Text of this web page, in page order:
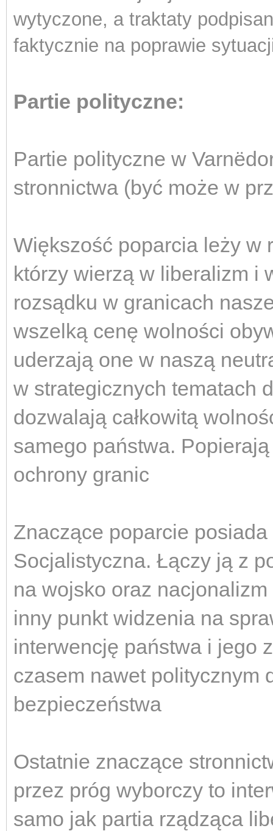
wytyczone, a traktaty
faktycznie na poprawie
Partie polityczne:
Partie polityczne w
stronnictwa (być może w
Większość poparcia leży w
którzy wierzą w liberalizm i
rozsądku w granicach
wszelką cenę wolności
uderzają one w naszą
w strategicznych tematach
dozwalają całkowitą
samego państwa.
ochrony granic
Znaczące poparcie
Socjalistyczna. Łączy ją z
na wojsko oraz
inny punkt widzenia na
interwencję państwa i jego
czasem nawet politycznym
bezpieczeństwa
Ostatnie znaczące
przez próg wyborczy to
samo jak partia rządząca